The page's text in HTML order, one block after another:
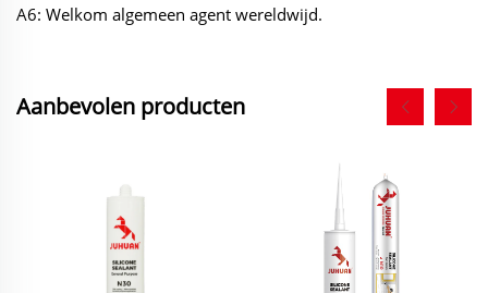
A6: Welkom algemeen agent wereldwijd.
Aanbevolen producten